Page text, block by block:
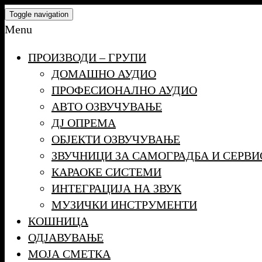
Skip
to
content
Toggle navigation
Menu
ПРОИЗВОДИ – ГРУПИ
ДОМАШНО АУДИО
ПРОФЕСИОНАЛНО АУДИО
АВТО ОЗВУЧУВАЊЕ
ДЈ ОПРЕМА
ОБЈЕКТИ ОЗВУЧУВАЊЕ
ЗВУЧНИЦИ ЗА САМОГРАДБА И
КАРАОКЕ СИСТЕМИ
ИНТЕГРАЦИЈА НА ЗВУК
МУЗИЧКИ ИНСТРУМЕНТИ
КОШНИЦА
ОДЈАВУВАЊЕ
МОЈА СМЕТКА